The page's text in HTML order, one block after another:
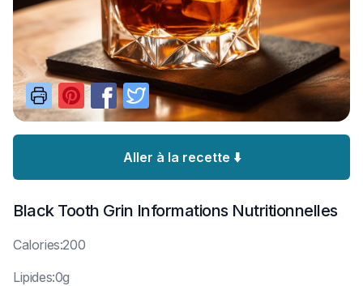
Aller à la recette ⬇️
Black Tooth Grin Informations Nutritionnelles
Calories:200
Lipides:0g